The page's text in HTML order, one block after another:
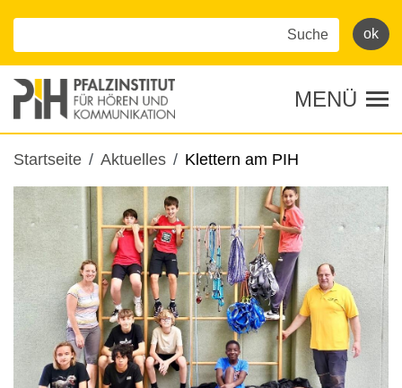
MENÜ
Pfadnavigation
Startseite Aktuelles Klettern am PIH